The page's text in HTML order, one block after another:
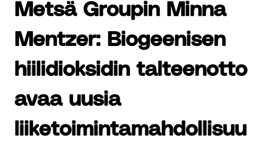
Metsä Groupin Minna
Mentzer: Biogeenisen
hiilidioksidin talteenotto
avaa uusia
liiketoimintamahdollisuu